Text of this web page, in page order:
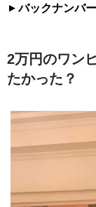
バックナンバー
2万円のワン
たかった？